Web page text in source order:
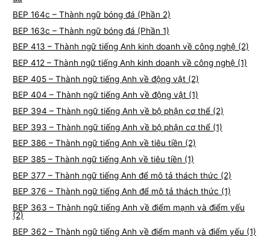
BEP 164c – Thành ngữ bóng đá (Phần 2)
BEP 163c – Thành ngữ bóng đá (Phần 1)
BEP 413 – Thành ngữ tiếng Anh kinh doanh về công nghệ (2)
BEP 412 – Thành ngữ tiếng Anh kinh doanh về công nghệ (1)
BEP 405 – Thành ngữ tiếng Anh về động vật (2)
BEP 404 – Thành ngữ tiếng Anh về động vật (1)
BEP 394 – Thành ngữ tiếng Anh về bộ phận cơ thể (2)
BEP 393 – Thành ngữ tiếng Anh về bộ phận cơ thể (1)
BEP 386 – Thành ngữ tiếng Anh về tiêu tiền (2)
BEP 385 – Thành ngữ tiếng Anh về tiêu tiền (1)
BEP 377 – Thành ngữ tiếng Anh để mô tả thách thức (2)
BEP 376 – Thành ngữ tiếng Anh để mô tả thách thức (1)
BEP 363 – Thành ngữ tiếng Anh về điểm mạnh và điểm yếu
(2)
BEP 362 – Thành ngữ tiếng Anh về điểm mạnh và điểm yếu (1)